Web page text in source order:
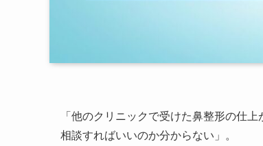
「他のクリニックで受けた鼻整形の仕
相談すればいいのか分からない」。